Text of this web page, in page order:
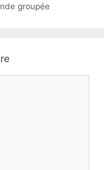
groupée